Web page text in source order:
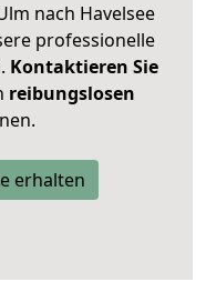
nach Havelsee
professionelle
Kontaktieren Sie
reibungslosen
erhalten